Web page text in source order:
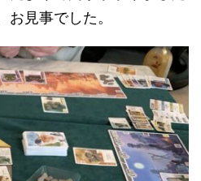
見事でした。